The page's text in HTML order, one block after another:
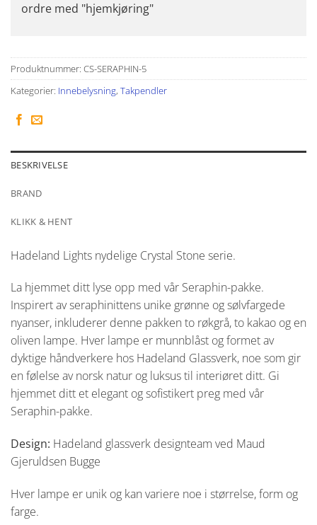
ordre med "hjemkjøring"
Produktnummer: CS-SERAPHIN-5
Kategorier: Innebelysning, Takpendler
BESKRIVELSE
BRAND
KLIKK & HENT
Hadeland Lights nydelige Crystal Stone serie.
La hjemmet ditt lyse opp med vår Seraphin-pakke.
Inspirert av seraphinittens unike grønne og sølvfargede
nyanser, inkluderer denne pakken to røkgrå, to kakao og en
oliven lampe. Hver lampe er munnblåst og formet av
dyktige håndverkere hos Hadeland Glassverk, noe som gir
en følelse av norsk natur og luksus til interiøret ditt. Gi
hjemmet ditt et elegant og sofistikert preg med vår
Seraphin-pakke.
Design: Hadeland glassverk designteam ved Maud
Gjeruldsen Bugge
Hver lampe er unik og kan variere noe i størrelse, form og
farge.